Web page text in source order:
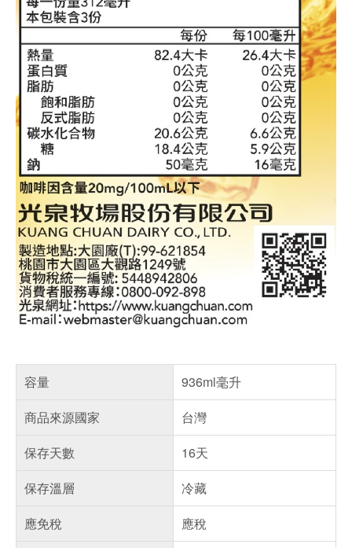
容量
936ml毫升
商品來源國家
台灣
保存天數
16天
保存溫層
冷藏
應免稅
應稅